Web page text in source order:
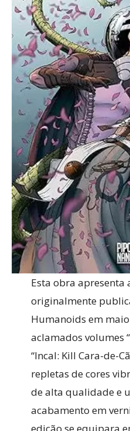
Esta obra
originalmente
Humanoids em
aclamados volumes
“Incal: Kill Cara-de-
repletas de cores
de alta qualidade e
acabamento em